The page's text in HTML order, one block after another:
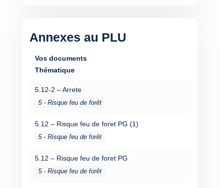
Annexes au PLU
Vos documents
Thématique
5.12-2 – Arrete
5 - Risque feu de forêt
5.12 – Risque feu de foret PG (1)
5 - Risque feu de forêt
5.12 – Risque feu de foret PG
5 - Risque feu de forêt